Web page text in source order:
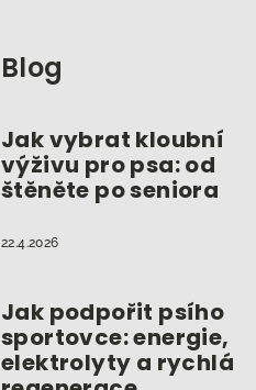
Blog
Jak vybrat kloubní
výživu pro psa: od
štěněte po seniora
22.4.2026
Jak podpořit psího
sportovce: energie,
elektrolyty a rychlá